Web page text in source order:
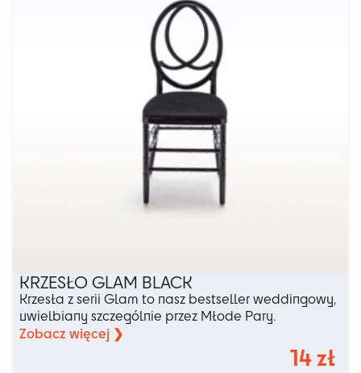
KRZESŁO GLAM BLACK
Krzesła z serii Glam to nasz bestseller weddingowy,
uwielbiany szczególnie przez Młode Pary.
Zobacz więcej ❯
14zł